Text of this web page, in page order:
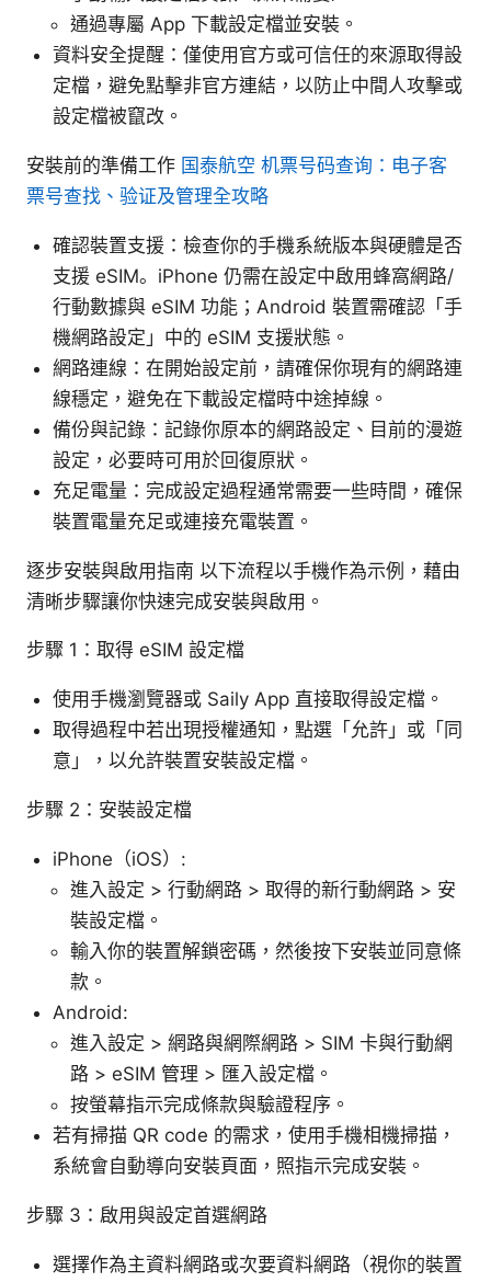
通過專屬 App 下載設定檔並安裝。
資料安全提醒：僅使用官方或可信任的來源取得設
定檔，避免點擊非官方連結，以防止中間人攻擊或
設定檔被竄改。
安裝前的準備工作 国泰航空 机票号码查询：电子客
票号查找、验证及管理全攻略
確認裝置支援：檢查你的手機系統版本與硬體是否
支援 eSIM。iPhone 仍需在設定中啟用蜂窩網路/
行動數據與 eSIM 功能；Android 裝置需確認「手
機網路設定」中的 eSIM 支援狀態。
網路連線：在開始設定前，請確保你現有的網路連
線穩定，避免在下載設定檔時中途掉線。
備份與記錄：記錄你原本的網路設定、目前的漫遊
設定，必要時可用於回復原狀。
充足電量：完成設定過程通常需要一些時間，確保
裝置電量充足或連接充電裝置。
逐步安裝與啟用指南 以下流程以手機作為示例，藉由
清晰步驟讓你快速完成安裝與啟用。
步驟 1：取得 eSIM 設定檔
使用手機瀏覽器或 Saily App 直接取得設定檔。
取得過程中若出現授權通知，點選「允許」或「同
意」，以允許裝置安裝設定檔。
步驟 2：安裝設定檔
iPhone（iOS）:
進入設定 > 行動網路 > 取得的新行動網路 > 安
裝設定檔。
輸入你的裝置解鎖密碼，然後按下安裝並同意條
款。
Android:
進入設定 > 網路與網際網路 > SIM 卡與行動網
路 > eSIM 管理 > 匯入設定檔。
按螢幕指示完成條款與驗證程序。
若有掃描 QR code 的需求，使用手機相機掃描，
系統會自動導向安裝頁面，照指示完成安裝。
步驟 3：啟用與設定首選網路
選擇作為主資料網路或次要資料網路（視你的裝置